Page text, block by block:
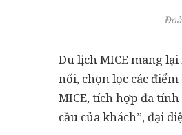
Du lịch MICE mang
nối, chọn lọc các
MICE, tích hợp đa
cầu của khách”, đại